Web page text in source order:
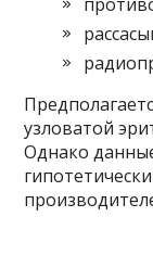
узловатой
Однако